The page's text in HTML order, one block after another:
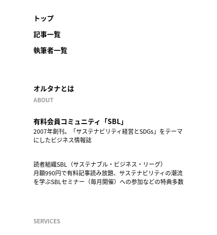
トップ
記事一覧
執筆者一覧
オルタナとは
ABOUT
有料会員コミュニティ「SBL」
2007年創刊。「サステナビリティ経営とSDGs」をテーマ
にしたビジネス情報誌
読者組織SBL（サステナブル・ビジネス・リーグ）
月額990円で有料記事読み放題、サステナビリティの潮流
を学ぶSBLセミナー（毎月開催）への参加などの特典多数
SERVICES